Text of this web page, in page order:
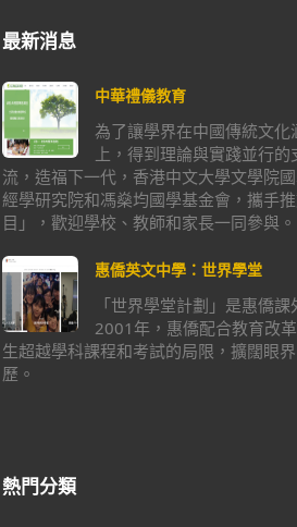
最新消息
中華禮儀教育
為了讓學界在中國傳統文
上，得到理論與實踐並行
流，造福下一代，香港中文大學文學院
經學研究院和馮燊均國學基金會，攜手
目」，歡迎學校、教師和家長一同參與。
惠僑英文中學：世界學堂
「世界學堂計劃」是惠僑
2001年，惠僑配合教育改
生超越學科課程和考試的局限，擴闊眼
歷。
熱門分類